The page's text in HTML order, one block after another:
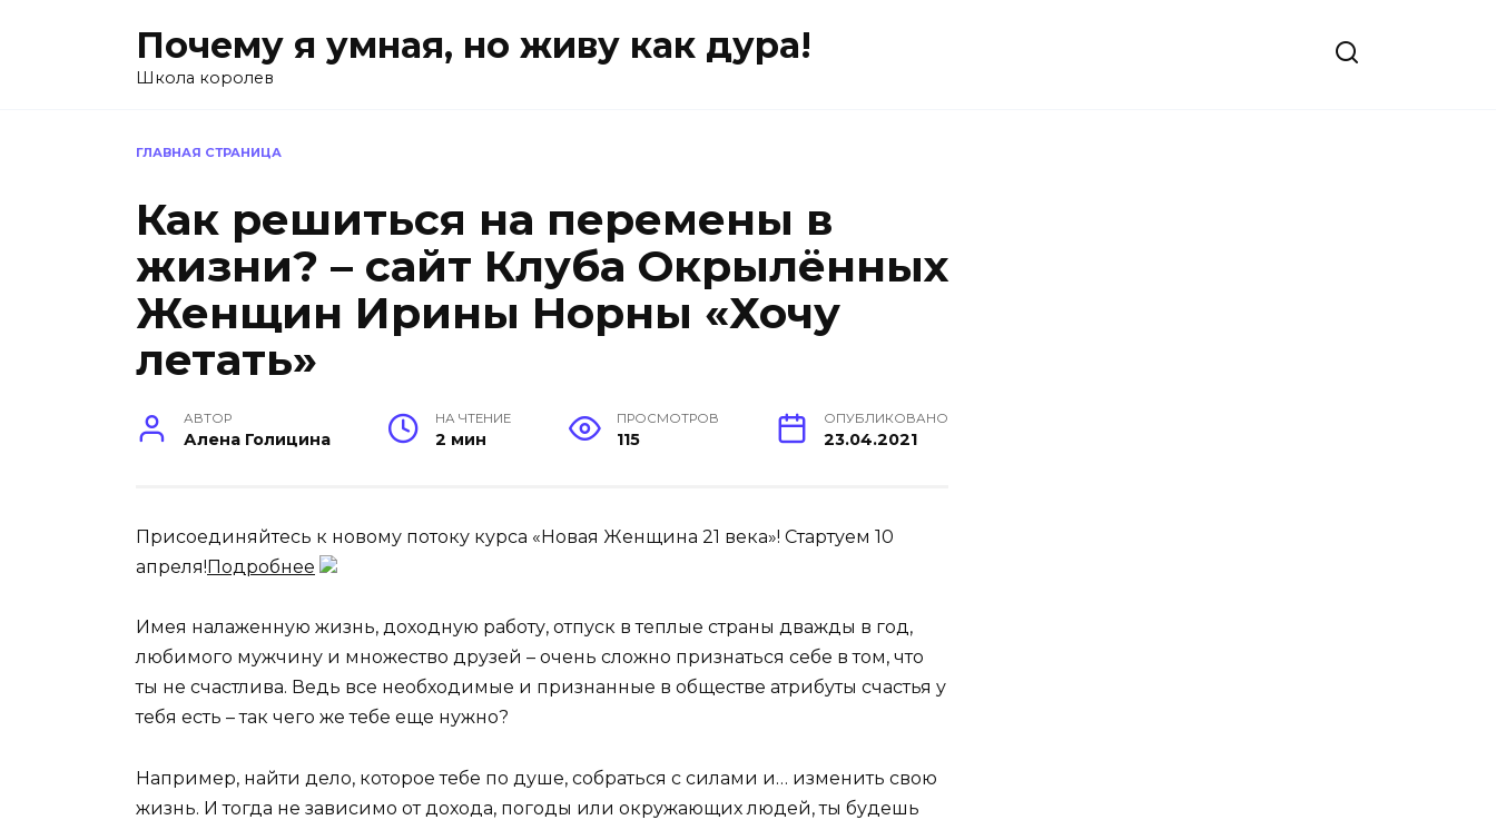
Почему я умная, но живу как дура!
Школа королев
ГЛАВНАЯ СТРАНИЦА
Как решиться на перемены в
жизни? – сайт Клуба Окрылённых
Женщин Ирины Норны «Хочу
летать»
АВТОР
Алена Голицина
НА ЧТЕНИЕ
2 мин
ПРОСМОТРОВ
115
ОПУБЛИКОВАНО
23.04.2021
Присоединяйтесь к новому потоку курса «Новая Женщина 21 века»! Стартуем 10
апреля! Подробнее
Имея налаженную жизнь, доходную работу, отпуск в теплые страны дважды в год,
любимого мужчину и множество друзей – очень сложно признаться себе в том, что
ты не счастлива. Ведь все необходимые и признанные в обществе атрибуты счастья у
тебя есть – так чего же тебе еще нужно?
Например, найти дело, которое тебе по душе, собраться с силами и… изменить свою
жизнь. И тогда не зависимо от дохода, погоды или окружающих людей, ты будешь